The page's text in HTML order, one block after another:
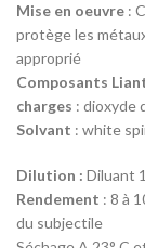
Mise en oeuvre :
protège les
approprié
Composants
charges : dioxyde
Solvant : white
Dilution : Diluant
Rendement : 8 à
du subjectile